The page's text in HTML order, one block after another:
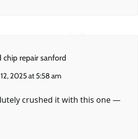
chip repair sanford
2025 at 5:58 am
crushed it with this one —